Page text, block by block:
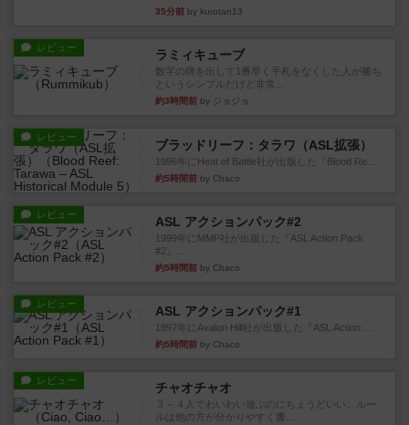
35分前 by kurotan13
レビュー ラミィキューブ
数字の牌を出して1番早く手札をなくした人が勝ち
というシンプルだけど非常...
約3時間前 by ジョジョ
レビュー
ブラッドリーフ：タラワ（ASL拡張）
1996年にHeat of Battle社が出版した『Blood Re...
約5時間前 by Chaco
レビュー ASL アクションパック#2
1999年にMMP社が出版した『ASL Action Pack
#2』...
約5時間前 by Chaco
レビュー ASL アクションパック#1
1997年にAvalon Hill社が出版した『ASL Action ...
約5時間前 by Chaco
レビュー チャオチャオ
３～４人でわいわい遊ぶのにちょうどいい。ルー
ルは他の方が分かりやすく書...